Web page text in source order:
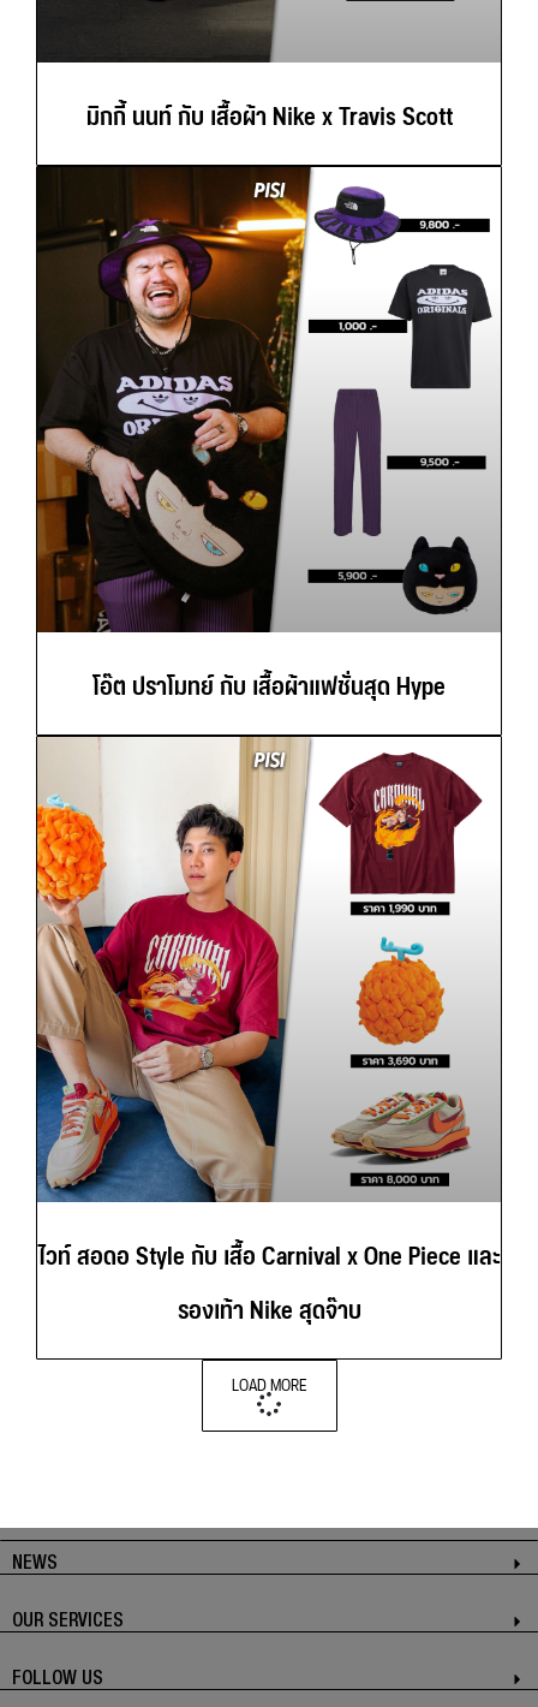
มิกกี้ นนท์ กับ เสื้อผ้า Nike x Travis Scott
โอ๊ต ปราโมทย์ กับ เสื้อผ้าแฟชั่นสุด Hype
ไวท์ สอดอ Style กับ เสื้อ Carnival x One Piece และ
รองเท้า Nike สุดจ๊าบ
LOAD MORE
NEWS
OUR SERVICES
FOLLOW US